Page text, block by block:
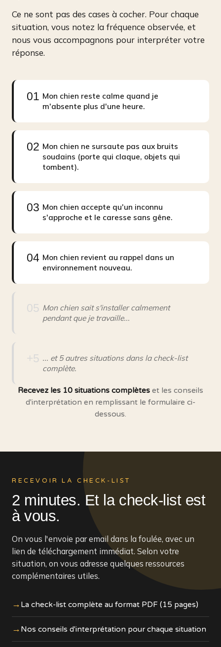
Ce ne sont pas des cases à cocher. Pour chaque
situation, vous notez la fréquence observée, et
nous vous accompagnons pour interpréter votre
réponse.
01 Mon chien reste calme quand je
m'absente plus d'une heure.
02 Mon chien ne sursaute pas aux bruits
soudains (porte qui claque, objets qui
tombent).
03 Mon chien accepte qu'un inconnu
s'approche et le caresse sans gêne.
04 Mon chien revient au rappel dans un
environnement nouveau.
05 Mon chien sait s'installer calmement
pendant que je travaille...
+5 ... et 5 autres situations dans la check-list
complète.
Recevez les 10 situations complètes et les conseils
d'interprétation en remplissant le formulaire ci-
dessous.
RECEVOIR LA CHECK-LIST
2 minutes. Et la check-list est
à vous.
On vous l'envoie par email dans la foulée, avec un
lien de téléchargement immédiat. Selon votre
situation, on vous adresse quelques ressources
complémentaires utiles.
La check-list complète au format PDF (15 pages)
Nos conseils d'interprétation pour chaque situation